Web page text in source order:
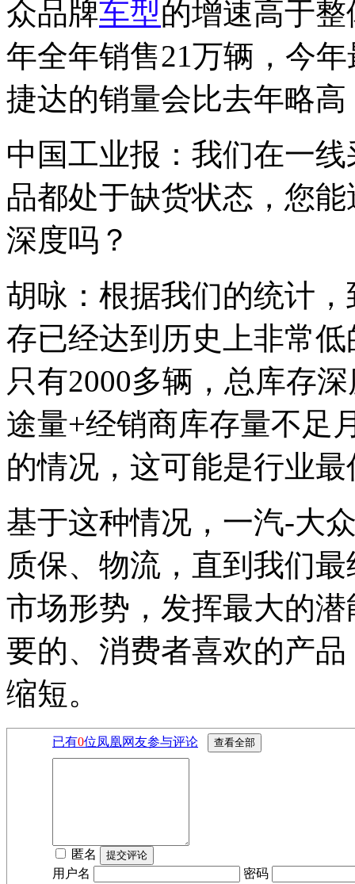
众品牌车型的增速高于
年全年销售21万辆，今
捷达的销量会比去年略
中国工业报：我们在一
品都处于缺货状态，您
深度吗？
胡咏：根据我们的统计
存已经达到历史上非常
只有2000多辆，总库存
途量+经销商库存量不足
的情况，这可能是行业
基于这种情况，一汽-大
质保、物流，直到我们
市场形势，发挥最大的
要的、消费者喜欢的产
缩短。
已有0位凤凰网友参与评论
匿名
用户名
密码